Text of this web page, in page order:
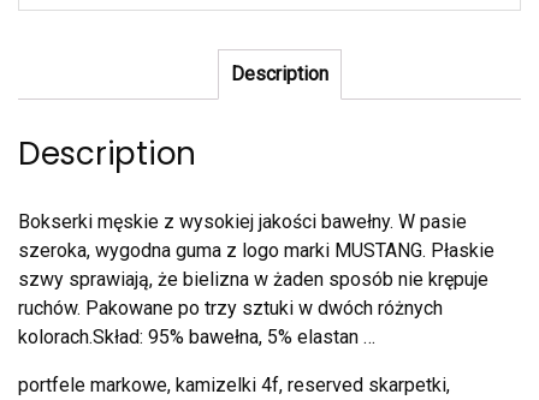
Description
Description
Bokserki męskie z wysokiej jakości bawełny. W pasie
szeroka, wygodna guma z logo marki MUSTANG. Płaskie
szwy sprawiają, że bielizna w żaden sposób nie krępuje
ruchów. Pakowane po trzy sztuki w dwóch różnych
kolorach.Skład: 95% bawełna, 5% elastan …
portfele markowe, kamizelki 4f, reserved skarpetki,